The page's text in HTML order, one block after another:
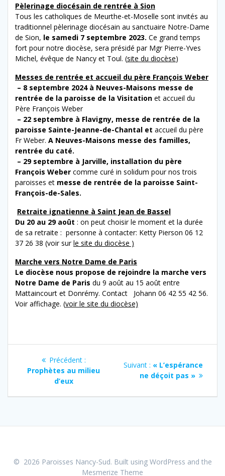
Pèlerinage diocésain de rentrée à Sion
Tous les catholiques de Meurthe-et-Moselle sont invités au
traditionnel pèlerinage diocésain au sanctuaire Notre-Dame
de Sion, le samedi 7 septembre 2023. Ce grand temps
fort pour notre diocèse, sera présidé par Mgr Pierre-Yves
Michel, évêque de Nancy et Toul. (site du diocèse)
Messes de rentrée et accueil du père François Weber
– 8 septembre 2024 à Neuves-Maisons messe de
rentrée de la paroisse de la Visitation et accueil du
Père François Weber
– 22 septembre à Flavigny, messe de rentrée de la
paroisse Sainte-Jeanne-de-Chantal et accueil du père
Fr Weber. A Neuves-Maisons messe des familles,
rentrée du caté.
– 29 septembre à Jarville, installation du père
François Weber comme curé in solidum pour nos trois
paroisses et messe de rentrée de la paroisse Saint-
François-de-Sales.
Retraite ignatienne à Saint Jean de Bassel
Du 20 au 29 août : on peut choisir le moment et la durée
de sa retraite : personne à contacter: Ketty Pierson 06 12
37 26 38 (voir surle site du diocèse )
Marche vers Notre Dame de Paris
Le diocèse nous propose de rejoindre la marche vers
Notre Dame de Paris du 9 août au 15 août entre
Mattaincourt et Donrémy. Contact Johann 06 42 55 42 56.
Voir affichage. (voir le site du diocèse)
Navigation
de
l’article
Précédent :Article
précédent
Prophètes au milieu
d’eux
Suivant : Article
suivant
« L’espérance
ne déçoit pas »
© 2026 Paroisses Nancy-Sud. Built using WordPress and the
Mesmerize Theme